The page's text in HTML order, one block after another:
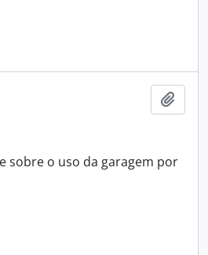
sobre o uso da garagem por